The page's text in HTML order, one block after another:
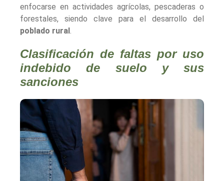
enfocarse en actividades agrícolas, pescaderas o
forestales, siendo clave para el desarrollo del
poblado rural
Clasificación de faltas por uso
indebido de suelo y sus
sanciones